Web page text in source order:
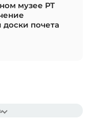
музее РТ
почета